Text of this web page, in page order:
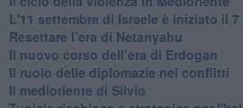
L'11 settembre di Israele è iniziato il
Resettare l’era di Netanyahu
​Il nuovo corso dell’era di Erdogan
Il ruolo delle diplomazie nei conflitti
Il medioriente di Silvio